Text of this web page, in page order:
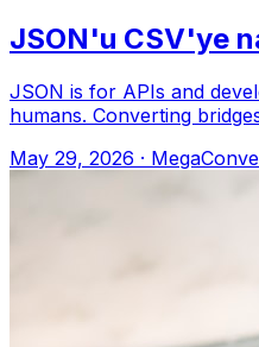
JSON'u CSV'ye
JSON is for APIs and
humans. Converting
May 29, 2026 ·